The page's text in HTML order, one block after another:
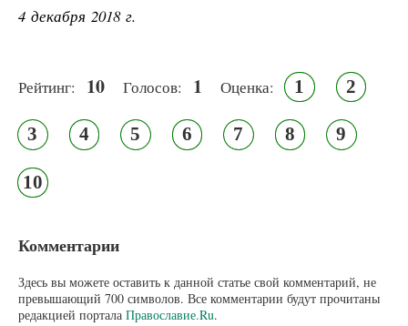
4 декабря 2018 г.
Рейтинг: 10 Голосов: 1 Оценка: 1 2
3 4 5 6 7 8 9
10
Комментарии
Здесь вы можете оставить к данной статье свой комментарий, не
превышающий 700 символов. Все комментарии будут прочитаны
редакцией портала Православие.Ru.